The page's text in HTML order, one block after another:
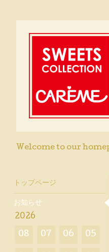
Welcome to our
トップページ
お知らせ
2026
08 07 06 05